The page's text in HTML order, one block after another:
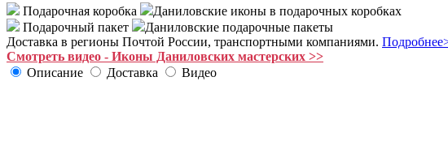
Подарочная коробка
Даниловские иконы в подарочных коробках
Подарочный пакет
Даниловские подарочные пакеты
Доставка в регионы Почтой России, транспортными компаниями.
Смотреть видео - Иконы Даниловских мастерских >>
Описание
Доставка
Видео